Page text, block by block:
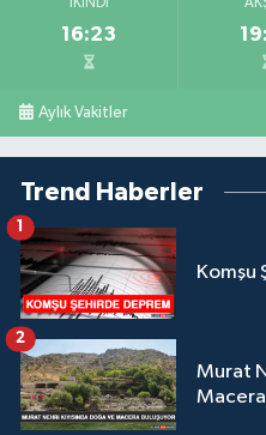
İKINDI
16:23
Aylık Vakitler
Trend Haberler
Komşu
1
Murat
2